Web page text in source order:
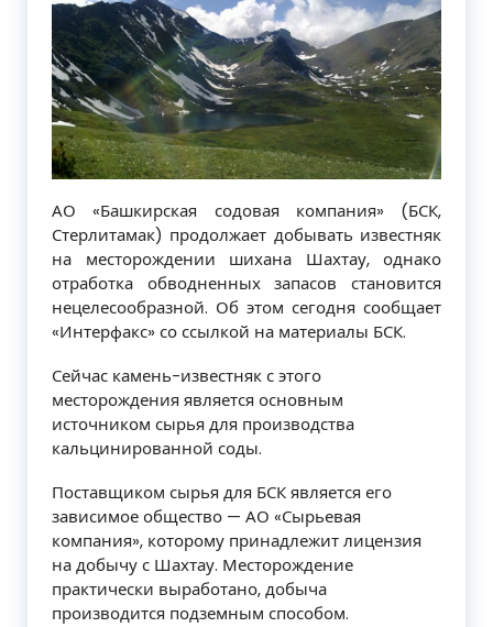
АО «Башкирская содовая компания» (БСК,
Стерлитамак) продолжает добывать известняк
на месторождении шихана Шахтау, однако
отработка обводненных запасов становится
нецелесообразной. Об этом сегодня сообщает
«Интерфакс» со ссылкой на материалы БСК.
Сейчас камень-известняк с этого
месторождения является основным
источником сырья для производства
кальцинированной соды.
Поставщиком сырья для БСК является его
зависимое общество — АО «Сырьевая
компания», которому принадлежит лицензия
на добычу с Шахтау. Месторождение
практически выработано, добыча
производится подземным способом.